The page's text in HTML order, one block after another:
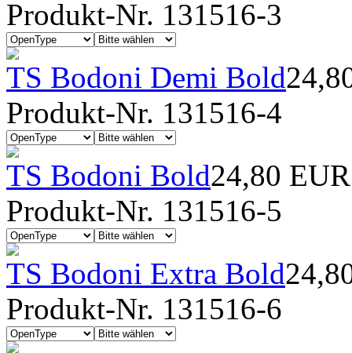
Produkt-Nr. 131516-3
TS Bodoni Demi Bold
Produkt-Nr. 131516-4
TS Bodoni Bold24,80 EUR
Produkt-Nr. 131516-5
TS Bodoni Extra Bold
Produkt-Nr. 131516-6